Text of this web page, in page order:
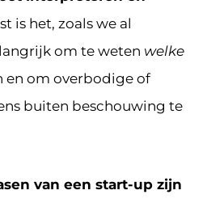
is het, zoals we al
om te weten welke
en om overbodige of
buiten beschouwing te
van een start-up zijn